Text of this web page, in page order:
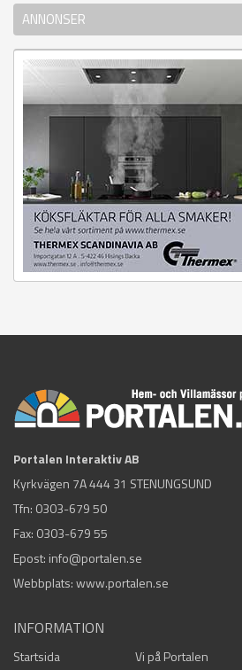
ANNONSER
Portalen Interaktiv AB
Kyrkvägen 7A 444 31 STENUNGSUND
Tfn: 0303-679 50
Fax: 0303-679 55
Epost: info@portalen.se
Webbplats: www.portalen.se
INFORMATION
Startsida Vi på Portalen